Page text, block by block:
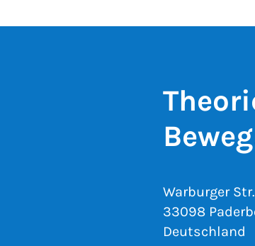
Warburger
33098
Deutschland